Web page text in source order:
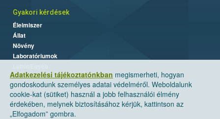
Adatkezelési tájékoztatónkban megismerheti, hogyan
gondoskodunk személyes adatai védelméről. Weboldalunk
cookie-kat (sütiket) használ a jobb felhasználói élmény
érdekében, melynek biztosításához kérjük, kattintson az
„Elfogadom” gombra.
Gyakori kérdések
Élelmiszer
Állat
Növény
Laboratóriumok